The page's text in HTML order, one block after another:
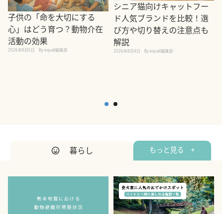
子供の「命を大切にする
心」はどう育つ？動物介在
活動の効果
2026年8月5日 By equall編集部
シニア猫向けキャットフー
ド人気ブランドを比較！選
び方や切り替えの注意点も
解説
2026年8月4日 By equall編集部
暮らし もっと見る +